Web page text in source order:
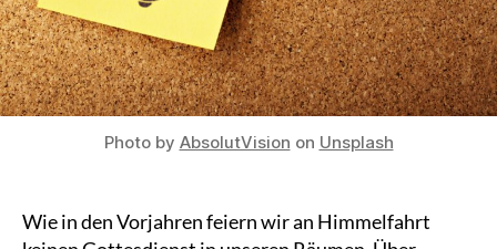
Photo by AbsolutVision on Unsplash
Wie in den Vorjahren feiern wir an Himmelfahrt